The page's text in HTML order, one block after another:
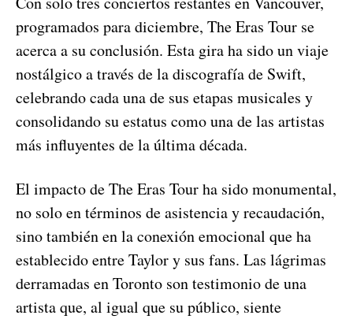
programados para diciembre, The Eras Tour se
acerca a su conclusión. Esta gira ha sido un viaje
nostálgico a través de la discografía de Swift,
celebrando cada una de sus etapas musicales y
consolidando su estatus como una de las artistas
más influyentes de la última década.
El impacto de The Eras Tour ha sido monumental,
no solo en términos de asistencia y recaudación,
sino también en la conexión emocional que ha
establecido entre Taylor y sus fans. Las lágrimas
derramadas en Toronto son testimonio de una
artista que, al igual que su público, siente